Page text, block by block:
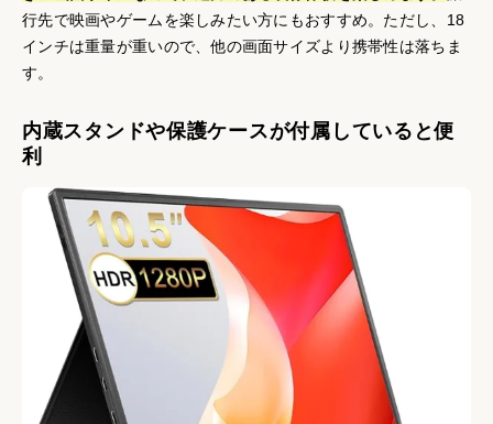
行先で映画やゲームを楽しみたい方にもおすすめ。ただし、18
インチは重量が重いので、他の画面サイズより携帯性は落ちま
す。
内蔵スタンドや保護ケースが付属していると便
利